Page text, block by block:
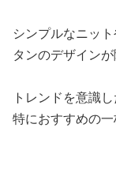
シンプルなニッ
タンのデザインが
トレンドを意識
特におすすめの一